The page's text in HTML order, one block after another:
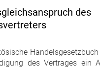
des
des Vertrages ein